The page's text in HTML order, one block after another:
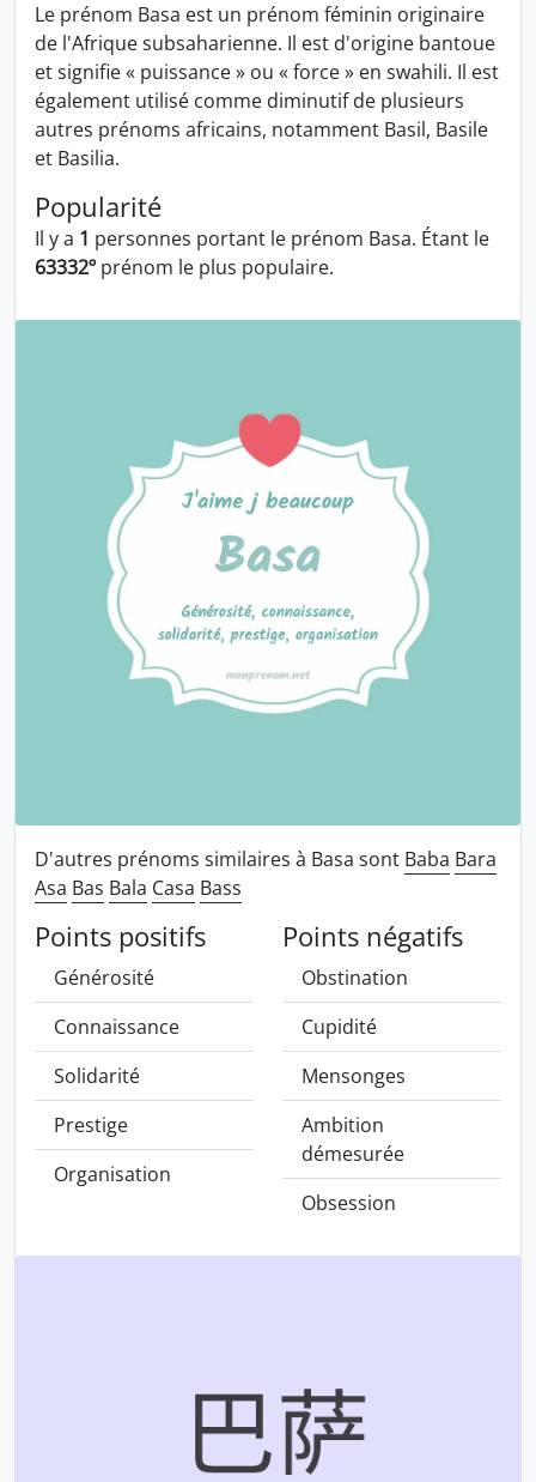
Le prénom Basa est un prénom féminin originaire
de l'Afrique subsaharienne. Il est d'origine bantoue
et signifie « puissance » ou « force » en swahili. Il est
également utilisé comme diminutif de plusieurs
autres prénoms africains, notamment Basil, Basile
et Basilia.
Popularité
Il y a 1 personnes portant le prénom Basa. Étant le
63332º prénom le plus populaire.
D'autres prénoms similaires à Basa sont Baba Bara
Asa Bas Bala Casa Bass
Points positifs
Générosité
Connaissance
Solidarité
Prestige
Organisation
Points négatifs
Obstination
Cupidité
Mensonges
Ambition
démesurée
Obsession